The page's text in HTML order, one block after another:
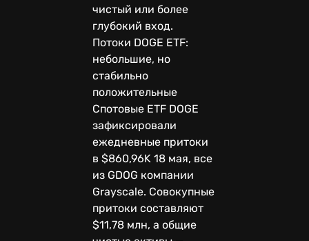
чистый или более
глубокий вход.
Потоки DOGE ETF:
небольшие, но
стабильно
положительные
Спотовые ETF DOGE
зафиксировали
ежедневные притоки
в $860,96K 18 мая, все
из GDOG компании
Grayscale. Совокупные
притоки составляют
$11,78 млн, а общие